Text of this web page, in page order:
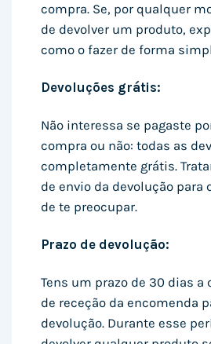
compra. Se, por qualquer
de devolver um produto,
como o fazer de forma
Devoluções grátis:
Não interessa se pagaste
compra ou não: todas as
completamente grátis.
de envio da devolução para
de te preocupar.
Prazo de devolução:
Tens um prazo de 30 dias a
de receção da encomenda
devolução. Durante esse